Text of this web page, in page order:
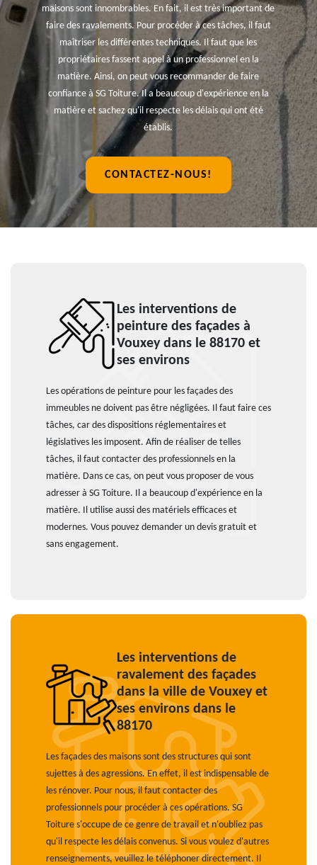
maisons sont innombrables. En fait, il est très important de
faire des ravalements. Pour procéder à ces tâches, il faut
maîtriser les différentes techniques. Il faut que les
propriétaires fassent appel à un professionnel en la
matière. Ainsi, on peut vous recommander de faire
confiance à SG Toiture. Il a beaucoup d'expérience en la
matière et sachez qu'il respecte les délais qui ont été
établis.
CONTACTEZ-NOUS!
Les interventions de
peinture des façades à
Vouxey dans le 88170 et
ses environs
Les opérations de peinture pour les façades des
immeubles ne doivent pas être négligées. Il faut faire ces
tâches, car des dispositions réglementaires et
législatives les imposent. Afin de réaliser de telles
tâches, il faut contacter des professionnels en la
matière. Dans ce cas, on peut vous proposer de vous
adresser à SG Toiture. Il a beaucoup d'expérience en la
matière. Il utilise aussi des matériels efficaces et
modernes. Vous pouvez demander un devis gratuit et
sans engagement.
Les interventions de
ravalement des façades
dans la ville de Vouxey et
ses environs dans le
88170
Les façades des maisons sont des structures qui sont
sujettes à des agressions. En effet, il est indispensable de
les rénover. Pour nous, il faut contacter des
professionnels pour procéder à ces opérations. SG
Toiture s'occupe de ce genre de travail et n'oubliez pas
qu'il respecte les délais convenus. Si vous voulez d'autres
renseignements, veuillez le téléphoner directement. Il